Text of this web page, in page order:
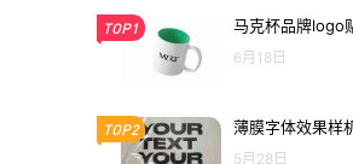
TOP1 马克杯品牌logo
6月18日
TOP2 薄膜字体效果样
5月28日